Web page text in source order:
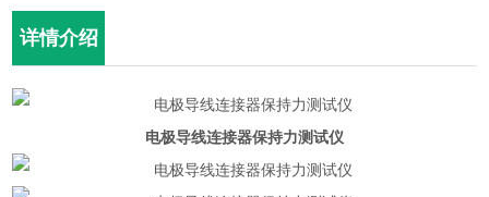
详情介绍
电极导线连接器保持力测试仪